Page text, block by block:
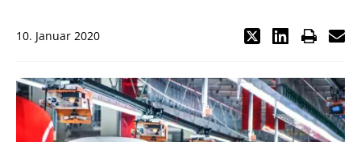
10. Januar 2020